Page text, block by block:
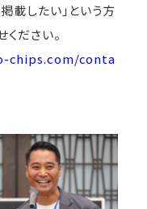
掲載したい」という方
ださい。
chips.com/conta